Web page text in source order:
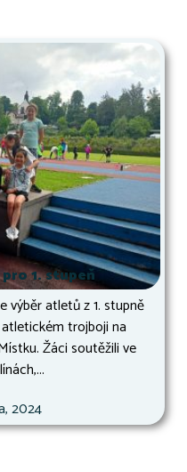
1. stupeň
výběr atletů z 1. stupně
trojboji na
Žáci soutěžili ve
2024